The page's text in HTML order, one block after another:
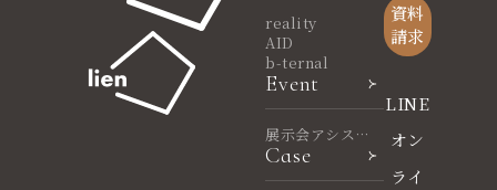
reality
AID
b-ternal
Event
展示会アシスタ
ント
Case
資料
請求
LINE
オン
ライ